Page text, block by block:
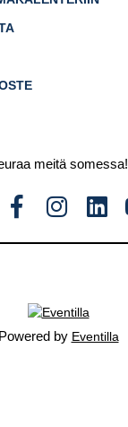
meitä somessa!
Powered by Eventilla